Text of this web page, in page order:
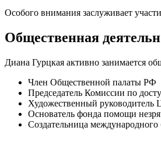
Особого внимания заслуживает
Общественная
Диана Гурцкая активно занимается
Член Общественной палаты РФ
Председатель Комиссии по
Художественный руководитель
Основатель фонда помощи
Создательница международного